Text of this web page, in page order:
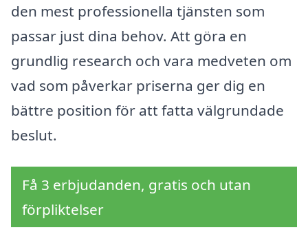
den mest professionella tjänsten som
passar just dina behov. Att göra en
grundlig research och vara medveten om
vad som påverkar priserna ger dig en
bättre position för att fatta välgrundade
beslut.
Få 3 erbjudanden, gratis och utan
förpliktelser